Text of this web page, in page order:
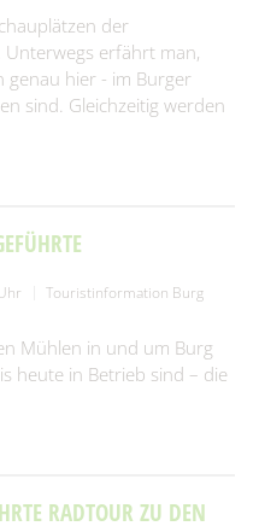
der
Unterwegs erfährt man,
genau hier - im Burger
sind. Gleichzeitig werden
Touristinformation Burg
Mühlen in und um Burg
heute in Betrieb sind – die
RADTOUR ZU DEN